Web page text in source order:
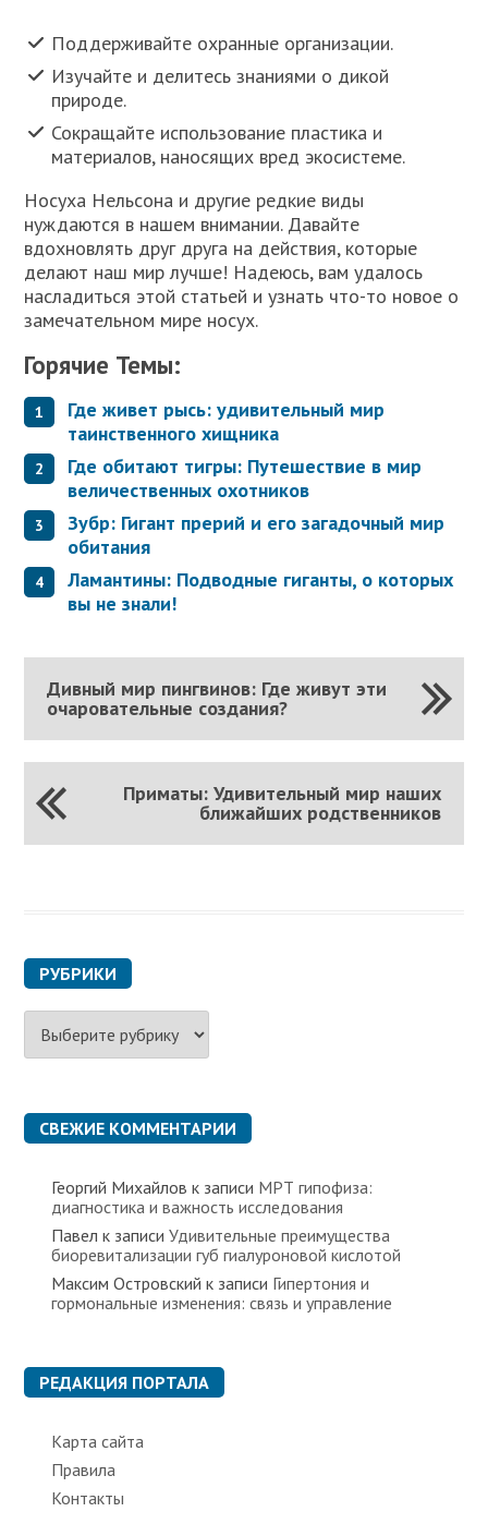
Поддерживайте охранные организации.
Изучайте и делитесь знаниями о дикой
природе.
Сокращайте использование пластика и
материалов, наносящих вред экосистеме.
Носуха Нельсона и другие редкие виды
нуждаются в нашем внимании. Давайте
вдохновлять друг друга на действия, которые
делают наш мир лучше! Надеюсь, вам удалось
насладиться этой статьей и узнать что-то новое о
замечательном мире носух.
Горячие Темы:
Где живет рысь: удивительный мир
таинственного хищника
Где обитают тигры: Путешествие в мир
величественных охотников
Зубр: Гигант прерий и его загадочный мир
обитания
Ламантины: Подводные гиганты, о которых
вы не знали!
Дивный мир пингвинов: Где живут эти
очаровательные создания?
Приматы: Удивительный мир наших
ближайших родственников
РУБРИКИ
Р
б
к
и СВЕЖИЕ КОММЕНТАРИИ
Георгий Михайлов к записи МРТ гипофиза:
диагностика и важность исследования
Павел к записиУдивительные преимущества
биоревитализации губ гиалуроновой кислотой
Максим Островский к записи Гипертония и
гормональные изменения: связь и управление
РЕДАКЦИЯ ПОРТАЛА
Карта сайта
Правила
Контакты